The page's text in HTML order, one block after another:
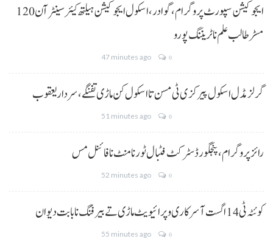
ایجوکیشن سپورٹ پروگرام،گوادر، اسکول ایجوکیشن ہیلتھ کیئر سینٹر آن 120
مسڑ طالب علم نا ٹریننگ پورو
47 minutes ago 0
گرلز مڈل اسکول پیرکزی ٹی مسن تا اسکول کن ماڑی تفنگے، سردار یعقوب
51 minutes ago 0
رائز پروگرام، پنجگور ڈسٹرکٹ فٹبال ٹورنامنٹ نا فائنل مس
52 minutes ago 0
کوئٹہ ٹی 14 اگست آ سرکاری و پرائیویٹ ماڑی تے بیرفنگ نا بابت دیوان
55 minutes ago 0